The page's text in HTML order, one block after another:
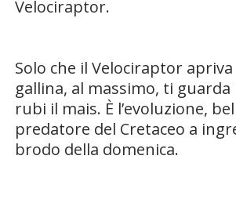
Velociraptor.
Solo che il Velociraptor
gallina, al massimo, ti guarda
rubi il mais. È l’evoluzione,
predatore del Cretaceo a
brodo della domenica.